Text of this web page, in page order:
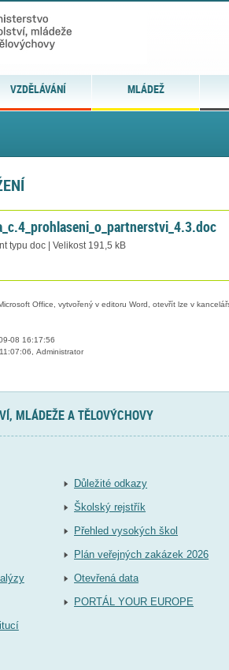
VZDĚLÁVÁNÍ MLÁDEŽ
typu doc | Velikost 191,5 kB
Office, vytvořený v editoru Word, otevřít lze v
08 16:17:56
Administrator
MLÁDEŽE A TĚLOVÝCHOVY
Důležité odkazy
Školský rejstřík
Přehled vysokých škol
Plán veřejných zakázek 2026
Otevřená data
PORTÁL YOUR EUROPE